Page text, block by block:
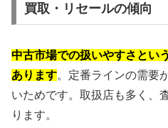
買取・リセールの傾向
中古市場での扱いやすさとい
あります。定番ラインの需要
いためです。取扱店も多く、
ります。